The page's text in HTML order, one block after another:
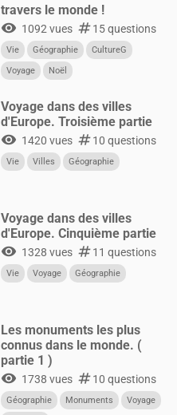
travers le monde !
visibility 1092 vues numbers15 questions
Vie Géographie
CultureG
Voyage
Noël
Voyage dans des villes
d'Europe. Troisième partie
visibility 1420 vues numbers10 questions
Vie Villes Géographie
Voyage dans des villes
d'Europe. Cinquième partie
visibility 1328 vues numbers11 questions
Vie Voyage Géographie
Les monuments les plus
connus dans le monde. (
partie 1 )
visibility 1738 vues numbers10 questions
Géographie Monuments
Voyage